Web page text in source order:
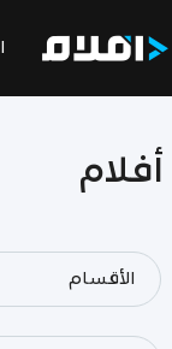
أفلام
الأقسام